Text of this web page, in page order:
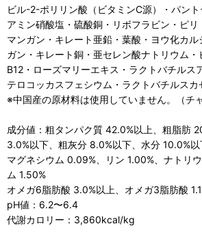
ビル-2-ポリリン酸（ビタミンC源）・パン
アミン硝酸塩・硫酸銅・リボフラビン・ピ
マンガン・キレート亜鉛・葉酸・ヨウ化カ
ガン・キレート銅・亜セレン酸ナトリウム
B12・ローズマリーエキス・ラクトバチルス
テロコッカスフェシウム・ラクトバチルスカ
※中国産の原材料は使用していません。（チ
成分値：粗タンパク質 42.0%以上、粗脂肪
3.0%以下、粗灰分 8.0%以下、水分 10.0%以
マグネシウム 0.09%、リン 1.00%、ナトリ
ム 1.50%
オメガ6脂肪酸 3.0%以上、オメガ3脂肪酸
pH値：6.2〜6.4
代謝カロリー：3,860kcal/kg